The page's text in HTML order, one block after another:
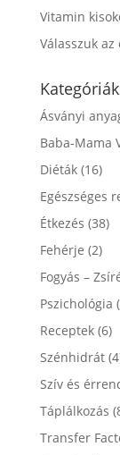
Vitamin
Válasszuk
Kategóriák
Ásványi
Baba-Mama
Diéták(16)
Egészséges
Étkezés (38)
Fehérje (2)
Fogyás –
Pszichológia
Receptek(6)
Szénhidrát
Szív és
Táplálkozás
Transfer